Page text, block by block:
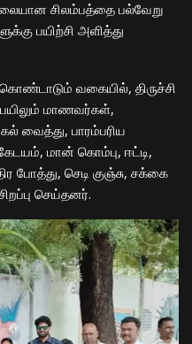
சிலம்பத்தை பல்வேறு
பயிற்சி அளித்து
வகையில், திருச்சி
பயிலும் மாணவர்கள்,
வைத்து, பாரம்பரிய
மான் கொம்பு, ஈட்டி,
போத்து, செடி குஞ்சு, சக்கை
செய்தனர்.